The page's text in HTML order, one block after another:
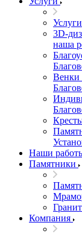
Услуги
3D-
наша
Венки
Наши
Памятники
Компания